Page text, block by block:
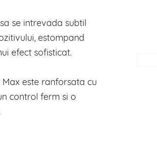
se intrevada subtil
estompand
efect sofisticat.
Max este ranforsata cu
control ferm si o